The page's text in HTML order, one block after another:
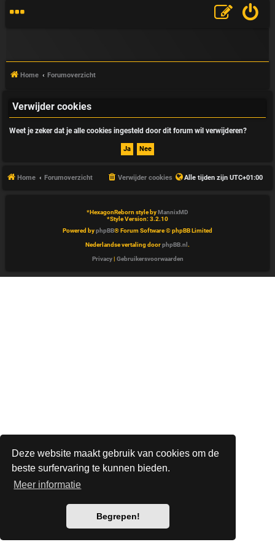
Deze website maakt gebruik van cookies om de
beste surfervaring te kunnen bieden.
Meer informatie
Begrepen!
V
Home Forumoverzicht
Verwijder cookies
Weet je zeker dat je alle cookies ingesteld door dit forum wil verwijderen?
Home Forumoverzicht Alle tijden zijn UTC+01:00
Verwijder cookies
*HexagonReborn style byMannixMD
*Style Version: 3.2.10
Powered byphpBB® Forum Software © phpBB Limited
Nederlandse vertaling doorphpBB.nl .
Privacy| Gebruikersvoorwaarden